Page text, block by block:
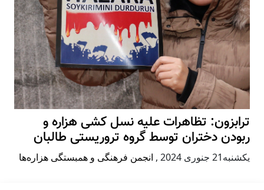
ترابزون: تظاهرات علیه نسل کشی هزاره و
ربودن دختران توسط گروه تروریستی طالبان
يكشنبه21 جنوری 2024 , انجمن فرهنگی و همبستگی هزاره‌ها